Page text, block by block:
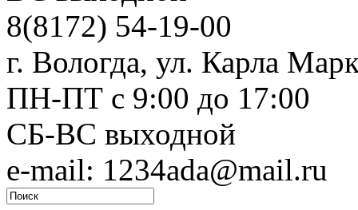
8(8172) 54-19-00
г. Вологда, ул. Карла
ПН-ПТ c 9:00 до 17:00
СБ-ВС выходной
e-mail: 1234ada@mail.ru